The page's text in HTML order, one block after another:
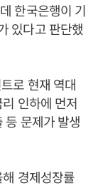
한국은행이 기
있다고 판단했
로 현재 역대
인하에 먼저
등 문제가 발생
경제성장률